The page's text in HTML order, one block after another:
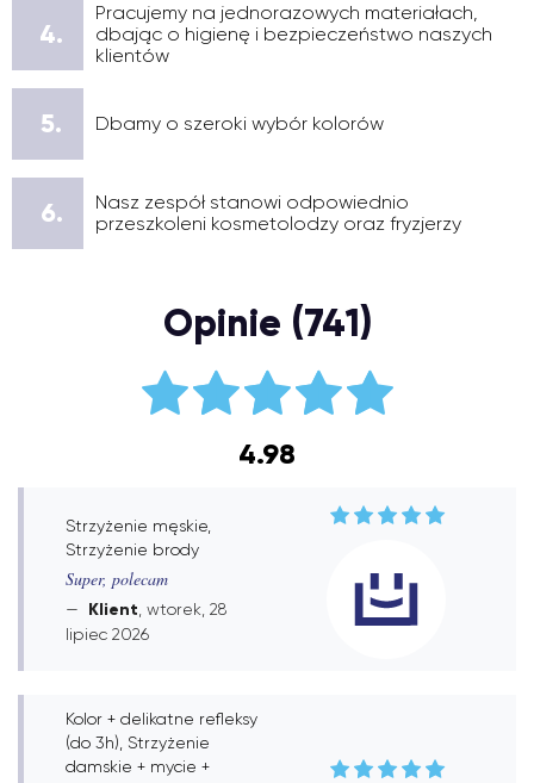
4.
Pracujemy na jednorazowych materiałach,
dbając o higienę i bezpieczeństwo naszych
klientów
5. Dbamy o szeroki wybór kolorów
6.
Nasz zespół stanowi odpowiednio
przeszkoleni kosmetolodzy oraz fryzjerzy
Opinie (741)
4.98
Strzyżenie męskie,
Strzyżenie brody
Super, polecam
Klient , wtorek, 28
lipiec 2026
Kolor + delikatne refleksy
(do 3h), Strzyżenie
damskie + mycie +